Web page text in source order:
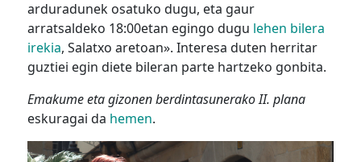
arduradunek osatuko dugu, eta gaur
arratsaldeko 18:00etan egingo dugu lehen bilera
irekia, Salatxo aretoan». Interesa duten herritar
guztiei egin diete bileran parte hartzeko gonbita.
Emakume eta gizonen berdintasunerako II. plana
eskuragai da hemen.